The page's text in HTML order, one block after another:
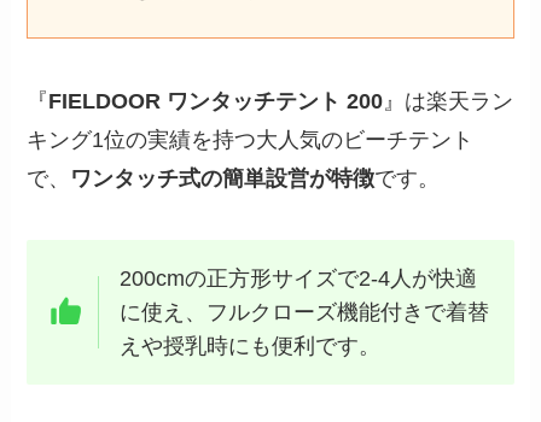
『FIELDOOR ワンタッチテント 200 』は楽天ラン
キング1位の実績を持つ大人気のビーチテント
で、 ワンタッチ式の簡単設営が特徴です。
200cmの正方形サイズで2-4人が快適
に使え、フルクローズ機能付きで着替
えや授乳時にも便利です。